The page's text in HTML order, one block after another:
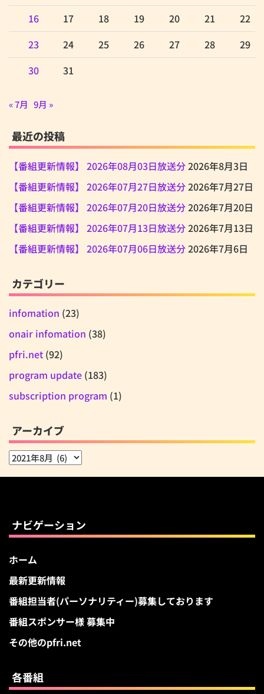
16
17 18 19 20 21
22
23
24 25 26 27 28
29
30
31
« 7月 9月 »
最近の投稿
【番組更新情報】 2026年08月03日放送分2026年8月3日
【番組更新情報】 2026年07月27日放送分2026年7月27日
【番組更新情報】 2026年07月20日放送分2026年7月20日
【番組更新情報】 2026年07月13日放送分2026年7月13日
【番組更新情報】 2026年07月06日放送分2026年7月6日
カテゴリー
infomation (23)
onair infomation (38)
pfri.net (92)
program update (183)
subscription program (1)
アーカイブ
ア
ナビゲーション
ホーム
最新更新情報
番組担当者(パーソナリティー)募集しております
番組スポンサー様 募集中
その他のpfri.net
各番組